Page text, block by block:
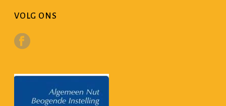
VOLG ONS